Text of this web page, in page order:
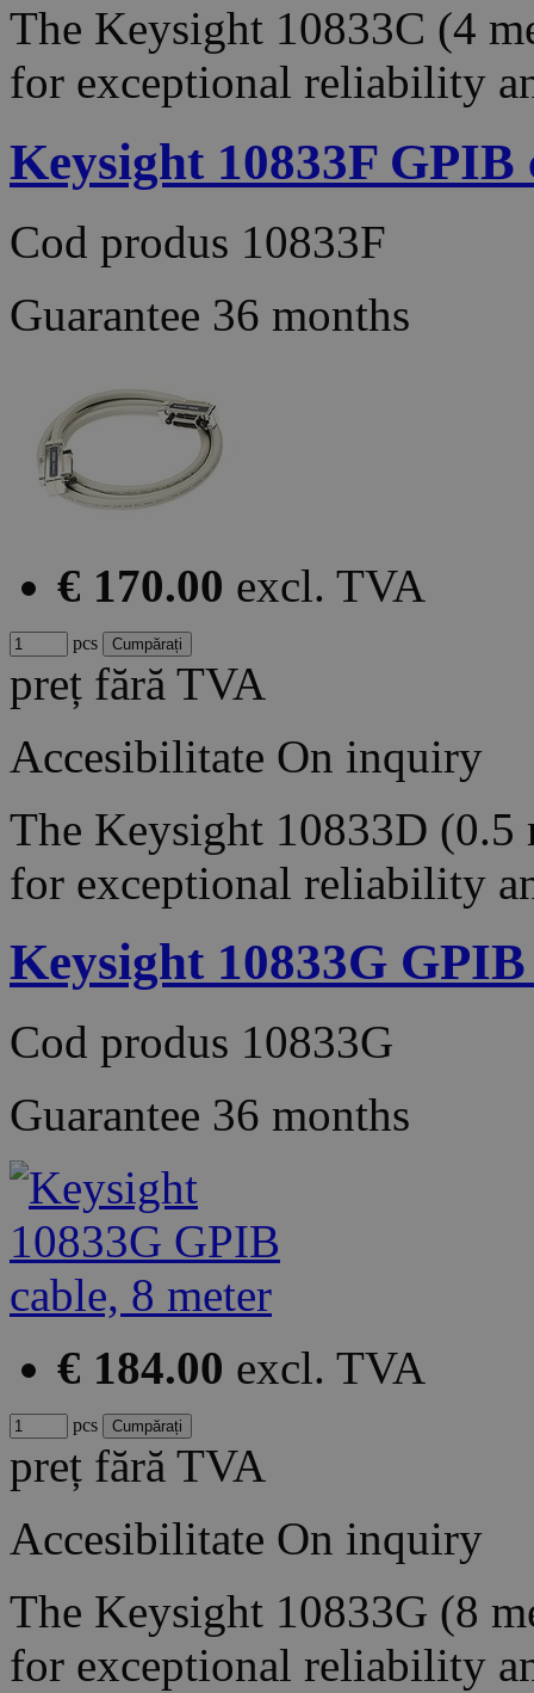
The Keysight 10833C (4
for exceptional reliability
Keysight 10833F GPIB
Cod produs 10833F
Guarantee 36 months
€ 170.00 excl. TVA
pcs
preț fără TVA
Accesibilitate On inquiry
The Keysight 10833D (0.5
for exceptional reliability
Keysight 10833G
Cod produs 10833G
Guarantee 36 months
€ 184.00 excl. TVA
pcs
preț fără TVA
Accesibilitate On inquiry
The Keysight 10833G (8
for exceptional reliability